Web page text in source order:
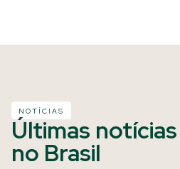
NOTÍCIAS
Últimas
no Brasil